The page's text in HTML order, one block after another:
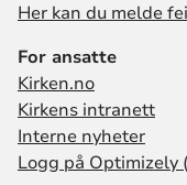
Her kan du melde
For ansatte
Kirken.no
Kirkens intranett
Interne nyheter
Logg på Optimizely